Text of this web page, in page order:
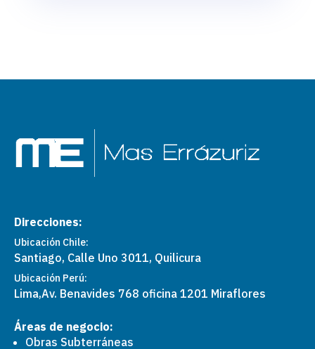
Direcciones:
Ubicación Chile:
Santiago, Calle Uno 3011, Quilicura
Ubicación Perú:
Lima,Av. Benavides 768 oficina 1201 Miraflores
Áreas de negocio:
Obras Subterráneas